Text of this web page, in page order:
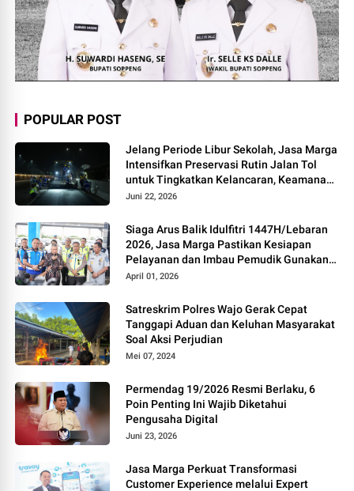
POPULAR POST
Jelang Periode Libur Sekolah, Jasa Marga
Intensifkan Preservasi Rutin Jalan Tol
untuk Tingkatkan Kelancaran, Keamanan
dan Kenyamanan Perjalanan
Juni 22, 2026
Siaga Arus Balik Idulfitri 1447H/Lebaran
2026, Jasa Marga Pastikan Kesiapan
Pelayanan dan Imbau Pemudik Gunakan
Rest Area Alternatif
April 01, 2026
Satreskrim Polres Wajo Gerak Cepat
Tanggapi Aduan dan Keluhan Masyarakat
Soal Aksi Perjudian
Mei 07, 2024
Permendag 19/2026 Resmi Berlaku, 6
Poin Penting Ini Wajib Diketahui
Pengusaha Digital
Juni 23, 2026
Jasa Marga Perkuat Transformasi
Customer Experience melalui Expert